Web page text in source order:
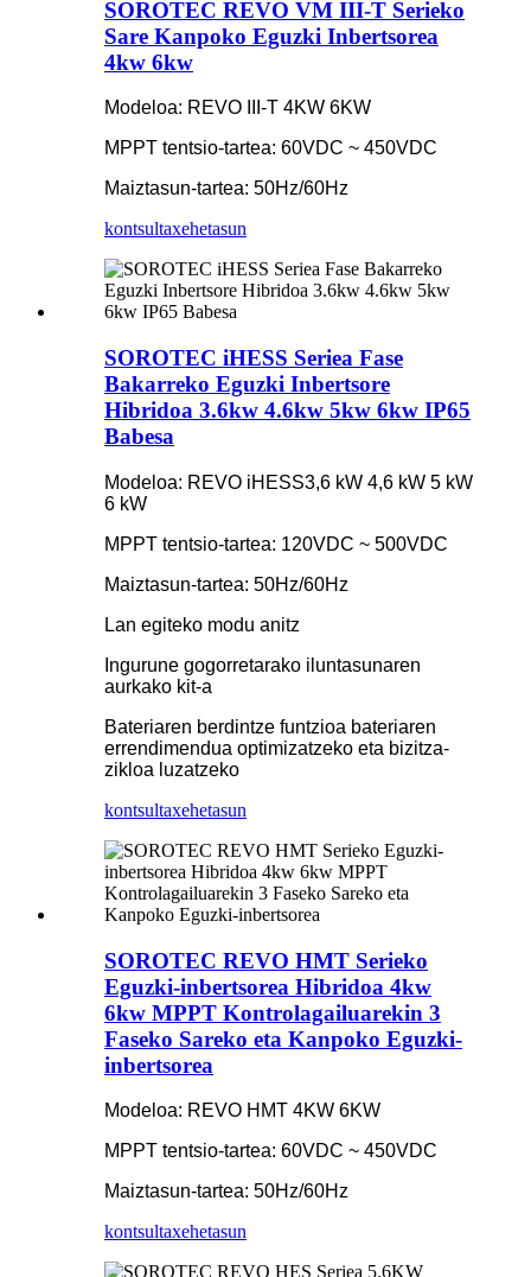
SOROTEC REVO VM III-T Serieko
Sare Kanpoko Eguzki Inbertsorea
4kw 6kw
Modeloa: REVO III-T 4KW 6KW
MPPT tentsio-tartea: 60VDC ~ 450VDC
Maiztasun-tartea: 50Hz/60Hz
kontsultaxehetasun
SOROTEC iHESS Seriea Fase
Bakarreko Eguzki Inbertsore
Hibridoa 3.6kw 4.6kw 5kw 6kw IP65
Babesa
Modeloa: REVO iHESS3,6 kW 4,6 kW 5 kW
6 kW
MPPT tentsio-tartea: 120VDC ~ 500VDC
Maiztasun-tartea: 50Hz/60Hz
Lan egiteko modu anitz
Ingurune gogorretarako iluntasunaren
aurkako kit-a
Bateriaren berdintze funtzioa bateriaren
errendimendua optimizatzeko eta bizitza-
zikloa luzatzeko
kontsultaxehetasun
SOROTEC REVO HMT Serieko
Eguzki-inbertsorea Hibridoa 4kw
6kw MPPT Kontrolagailuarekin 3
Faseko Sareko eta Kanpoko Eguzki-
inbertsorea
Modeloa: REVO HMT 4KW 6KW
MPPT tentsio-tartea: 60VDC ~ 450VDC
Maiztasun-tartea: 50Hz/60Hz
kontsultaxehetasun